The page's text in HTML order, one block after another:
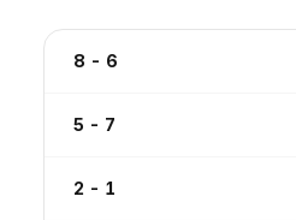
8 - 6
5 - 7
2 - 1